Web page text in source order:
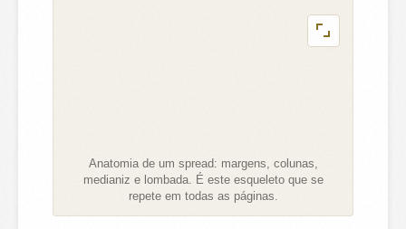
Anatomia de um spread: margens, colunas,
medianiz e lombada. É este esqueleto que se
repete em todas as páginas.